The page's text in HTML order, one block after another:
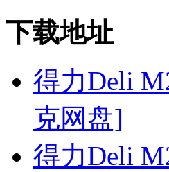
下载地址
得力Deli
克网盘]
得力Deli